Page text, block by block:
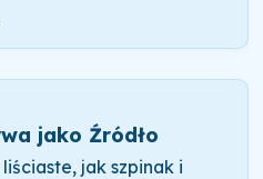
jako Źródło
jak szpinak i